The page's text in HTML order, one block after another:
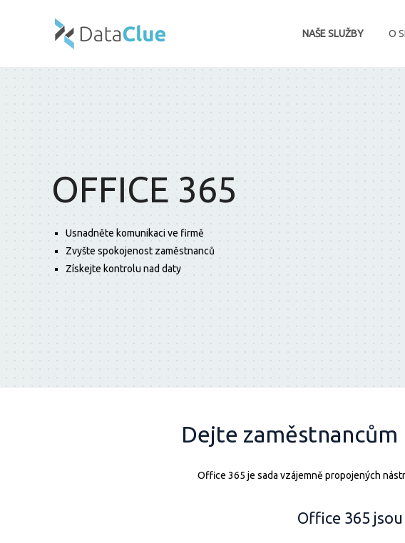
NAŠE SLUŽBY O
OFFICE 365
Usnadněte komunikaci ve firmě
Zvyšte spokojenost zaměstnanců
Získejte kontrolu nad daty
Dejte
Office 365 je sada vzájemně propojených
Office 365